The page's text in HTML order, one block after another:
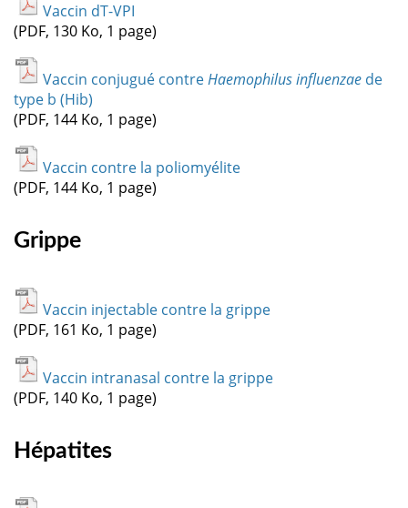
Vaccin dT-VPI
(PDF, 130 Ko, 1 page)
Vaccin conjugué contreHaemophilus influenzae de
type b (Hib)
(PDF, 144 Ko, 1 page)
Vaccin contre la poliomyélite
(PDF, 144 Ko, 1 page)
Grippe
Vaccin injectable contre la grippe
(PDF, 161 Ko, 1 page)
Vaccin intranasal contre la grippe
(PDF, 140 Ko, 1 page)
Hépatites